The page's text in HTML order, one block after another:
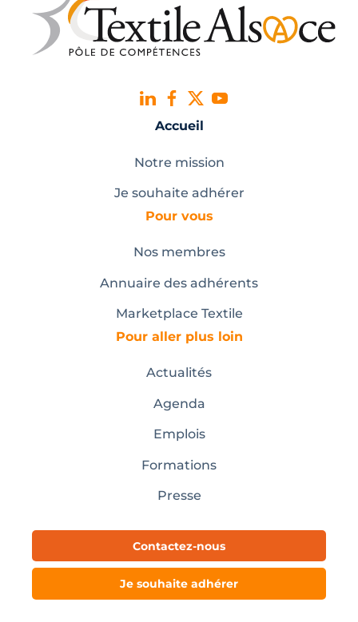
Accueil
Notre mission
Je souhaite adhérer
Pour vous
Nos membres
Annuaire des adhérents
Marketplace Textile
Pour aller plus loin
Actualités
Agenda
Emplois
Formations
Presse
Contactez-nous
Je souhaite adhérer